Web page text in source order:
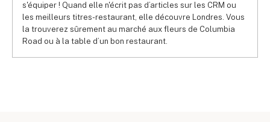
s'équiper ! Quand elle n'écrit pas d’articles sur les CRM ou
les meilleurs titres-restaurant, elle découvre Londres. Vous
la trouverez sûrement au marché aux fleurs de Columbia
Road ou à la table d’un bon restaurant.